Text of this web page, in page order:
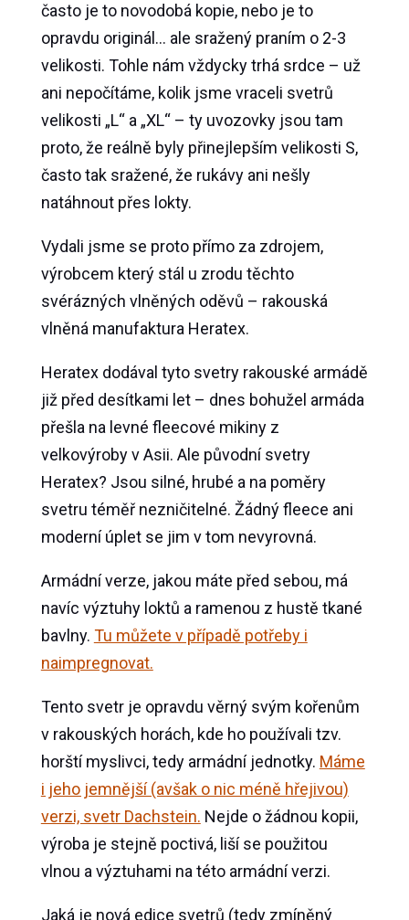
často je to novodobá kopie, nebo je to
opravdu originál… ale sražený praním o 2-3
velikosti. Tohle nám vždycky trhá srdce – už
ani nepočítáme, kolik jsme vraceli svetrů
velikosti „L“ a „XL“ – ty uvozovky jsou tam
proto, že reálně byly přinejlepším velikosti S,
často tak sražené, že rukávy ani nešly
natáhnout přes lokty.
Vydali jsme se proto přímo za zdrojem,
výrobcem který stál u zrodu těchto
svérázných vlněných oděvů – rakouská
vlněná manufaktura Heratex.
Heratex dodával tyto svetry rakouské armádě
již před desítkami let – dnes bohužel armáda
přešla na levné fleecové mikiny z
velkovýroby v Asii. Ale původní svetry
Heratex? Jsou silné, hrubé a na poměry
svetru téměř nezničitelné. Žádný fleece ani
moderní úplet se jim v tom nevyrovná.
Armádní verze, jakou máte před sebou, má
navíc výztuhy loktů a ramenou z hustě tkané
bavlny. Tu můžete v případě potřeby i
naimpregnovat.
Tento svetr je opravdu věrný svým kořenům
v rakouských horách, kde ho používali tzv.
horští myslivci, tedy armádní jednotky. Máme
i jeho jemnější (avšak o nic méně hřejivou)
verzi, svetr Dachstein. Nejde o žádnou kopii,
výroba je stejně poctivá, liší se použitou
vlnou a výztuhami na této armádní verzi.
Jaká je nová edice svetrů (tedy zmíněný